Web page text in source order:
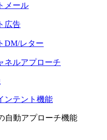
メール
広告
DM/レター
ネルアプローチ
ンテント機能
自動アプローチ機能